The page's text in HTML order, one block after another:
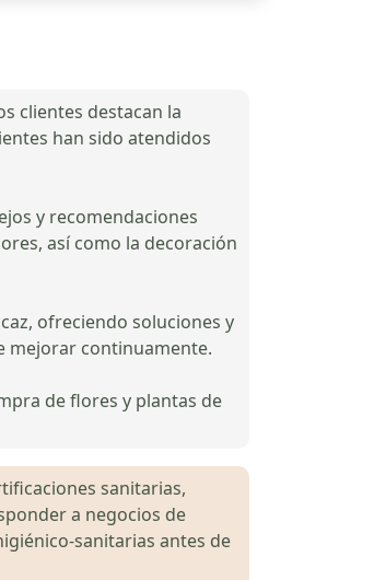
clientes destacan la
han sido atendidos
y recomendaciones
así como la decoración
ofreciendo soluciones y
mejorar continuamente.
de flores y plantas de
sanitarias,
a negocios de
sanitarias antes de